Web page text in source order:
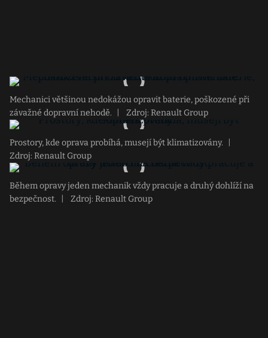
Mechanici většinou nedokážou opravit baterie, poškozené při
závažné dopravní nehodě.
Zdroj: Renault Group
Prostory, kde oprava probíhá, musejí být klimatizovány.
Zdroj: Renault Group
Během opravy jeden mechanik vždy pracuje a druhý dohlíží na
bezpečnost.
Zdroj: Renault Group